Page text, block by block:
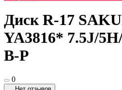
Диск R-17
YA3816* 7.5J/
B-P
0